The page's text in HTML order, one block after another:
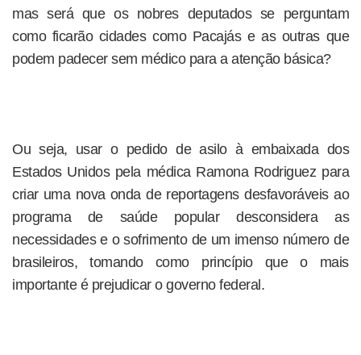
mas será que os nobres deputados se perguntam
como ficarão cidades como Pacajás e as outras que
podem padecer sem médico para a atenção básica?
Ou seja, usar o pedido de asilo à embaixada dos
Estados Unidos pela médica Ramona Rodriguez para
criar uma nova onda de reportagens desfavoráveis ao
programa de saúde popular desconsidera as
necessidades e o sofrimento de um imenso número de
brasileiros, tomando como princípio que o mais
importante é prejudicar o governo federal.